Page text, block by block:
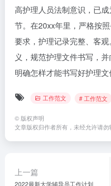
高护理人员法制意识，已
节。在20xx年里，严格按
要求，护理记录完整、客
义，规范护理文件书写，
明确怎样才能书写好护理文
工作范文 # 工作范文
© 版权声明
文章版权归作者所有，未经允许请勿
上一篇
2022最新大学辅导员工作计划